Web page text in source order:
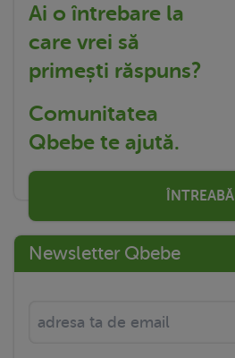
Ai o întrebare la
care vrei să
primești răspuns?
Comunitatea
Qbebe te ajută.
ÎNTREABĂ
Newsletter Qbebe